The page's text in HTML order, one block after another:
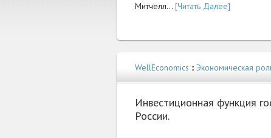
Митчелл… [Читать Далее]
WellEconomics :: Экономическая
Инвестиционная функция
России.